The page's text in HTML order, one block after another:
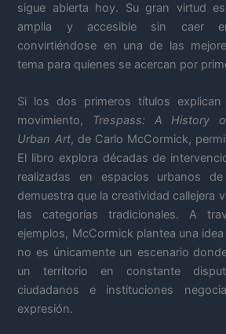
sigue abierta hoy. Su gran virtud
amplia y accesible sin caer en
convirtiéndose en una de las
tema para quienes se acercan por
Si los dos primeros títulos
movimiento,
Trespass: A History
Urban Art, de Carlo McCormick,
El libro explora décadas de
realizadas en espacios urbanos
demuestra que la creatividad callejera
las categorías tradicionales. A
ejemplos, McCormick plantea una
no es únicamente un escenario
un territorio en constante
ciudadanos e instituciones
expresión.